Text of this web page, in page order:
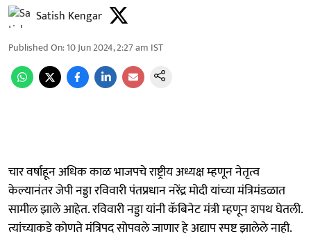
Satish Kengar
Published On:10 Jun 2024, 2:27 am IST
चार वर्षांहून अधिक काळ भाजपचे राष्ट्रीय अध्यक्ष म्हणून नेतृत्व
केल्यानंतर जेपी नड्डा रविवारी पंतप्रधान नरेंद्र मोदी यांच्या मंत्रिमंडळात
सामील झाले आहेत. रविवारी नड्डा यांनी कॅबिनेट मंत्री म्हणून शपथ घेतली.
त्यांच्याकडे कोणते मंत्रिपद सोपवले जाणार हे अद्याप स्पष्ट झालेले नाही.